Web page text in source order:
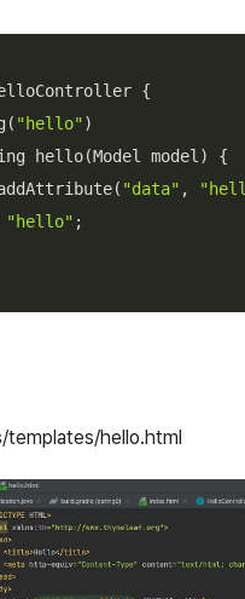
{
"hello")
hello(Model model) {
"data" ,
"hello" ;
templates/hello.html